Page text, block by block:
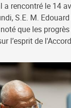
a rencontré le 14
S.E. M.
que les
l’esprit de